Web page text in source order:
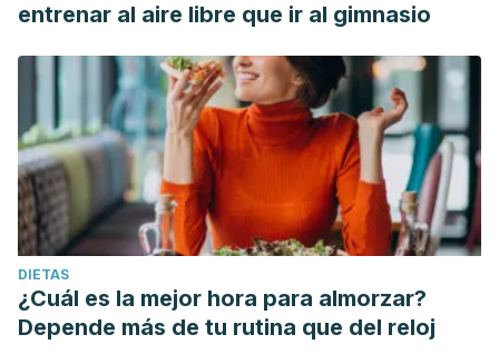
entrenar al aire libre que ir al gimnasio
DIETAS
¿Cuál es la mejor hora para almorzar?
Depende más de tu rutina que del reloj